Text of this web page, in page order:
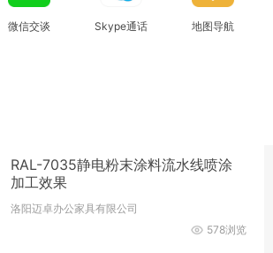
微信交谈 Skype通话 地图导航
RAL-7035静电粉末涂料流水线喷涂
加工效果
洛阳迈卓办公家具有限公司
578浏览